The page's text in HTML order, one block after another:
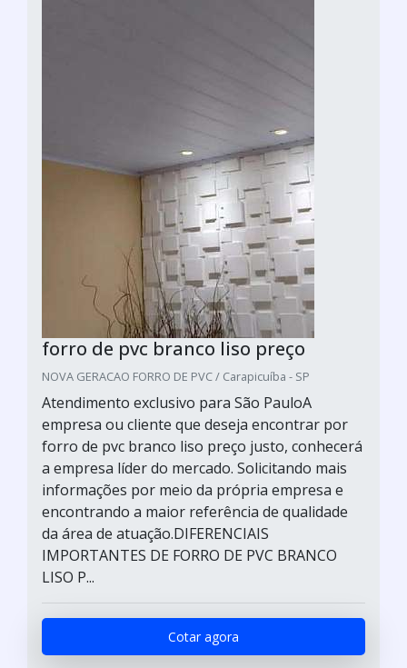
forro de pvc branco liso preço
NOVA GERACAO FORRO DE PVC / Carapicuíba - SP
Atendimento exclusivo para São PauloA
empresa ou cliente que deseja encontrar por
forro de pvc branco liso preço justo, conhecerá
a empresa líder do mercado. Solicitando mais
informações por meio da própria empresa e
encontrando a maior referência de qualidade
da área de atuação.DIFERENCIAIS
IMPORTANTES DE FORRO DE PVC BRANCO
LISO P...
Cotar agora